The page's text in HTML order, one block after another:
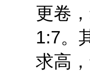
更卷
1:7。
求高